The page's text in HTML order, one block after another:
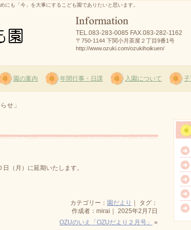
「今」を大事にするこども園でありたいと思います。
TEL.083-283-0085 FAX.083-282-1162
〒750-1144 下関小月茶屋２丁目9番1号
http://www.ozuki.com/ozukihoikuen/
園の案内 年間行事・日課 入園について
せ」
（月）に延期いたします。
カテゴリー： 園だより
｜ タグ：
作成者：mirai｜ 2025年2月7日
OZUのいえ「OZUだより２月号」 »